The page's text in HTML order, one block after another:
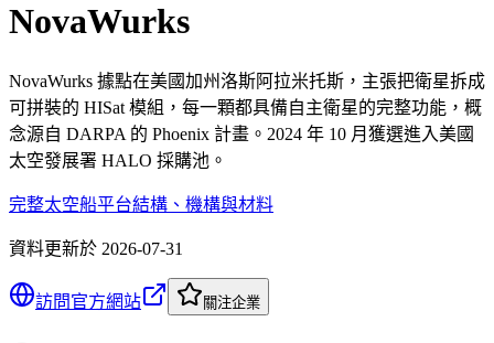
NovaWurks
NovaWurks 據點在美國加州洛斯阿拉米托斯，主張把衛星拆成
可拼裝的 HISat 模組，每一顆都具備自主衛星的完整功能，概
念源自 DARPA 的 Phoenix 計畫。2024 年 10 月獲選進入美國
太空發展署 HALO 採購池。
完整太空船平台結構、機構與材料
資料更新於 2026-07-31
訪問官方網站 關注企業